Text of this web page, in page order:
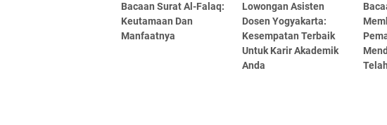
Bacaan Surat Al-Falaq:
Keutamaan Dan
Manfaatnya
Lowongan Asisten
Dosen Yogyakarta:
Kesempatan Terbaik
Untuk Karir Akademik
Anda